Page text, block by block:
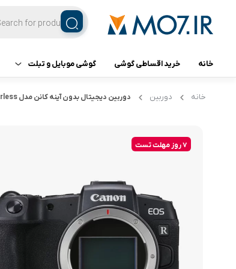
خانه خرید اقساطی گوشی گوشی موبایل و تبلت
تبلت
گوشی شیائومی
گوشی ناتینگ فون
گوشی داریا
خانه دوربین دوربین دیجیتال بدون آینه کانن مدل EOS RP Mirrorless بدون لنز
7 روز مهلت تست